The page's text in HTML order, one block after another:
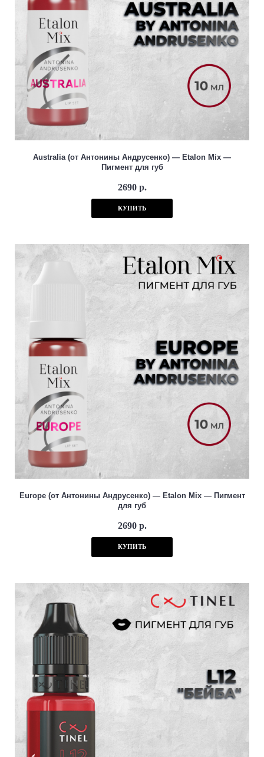
Australia (от Антонины Андрусенко) — Etalon Mix —
Пигмент для губ
2690 р.
КУПИТЬ
Europe (от Антонины Андрусенко) — Etalon Mix — Пигмент
для губ
2690 р.
КУПИТЬ